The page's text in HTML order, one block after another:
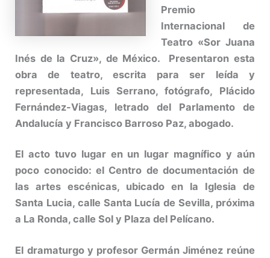
Premio
Internacional de
Teatro «Sor Juana
Inés de la Cruz», de México. Presentaron esta
obra de teatro, escrita para ser leída y
representada, Luis Serrano, fotógrafo, Plácido
Fernández-Viagas, letrado del Parlamento de
Andalucía y Francisco Barroso Paz, abogado.
El acto tuvo lugar en un lugar magnífico y aún
poco conocido: el Centro de documentación de
las artes escénicas, ubicado en la Iglesia de
Santa Lucia, calle Santa Lucía de Sevilla, próxima
a La Ronda, calle Sol y Plaza del Pelícano.
El dramaturgo y profesor Germán Jiménez reúne